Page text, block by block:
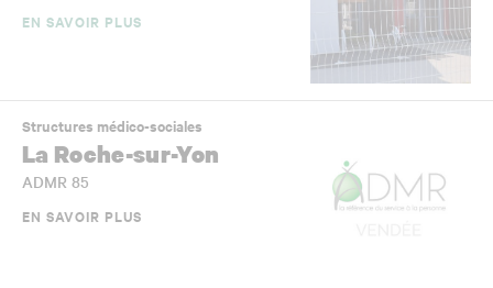
EN SAVOIR PLUS
Structures médico-sociales
La Roche-sur-Yon
ADMR 85
EN SAVOIR PLUS